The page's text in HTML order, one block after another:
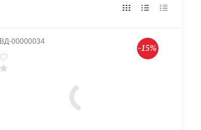
ВД-00000034
-15%